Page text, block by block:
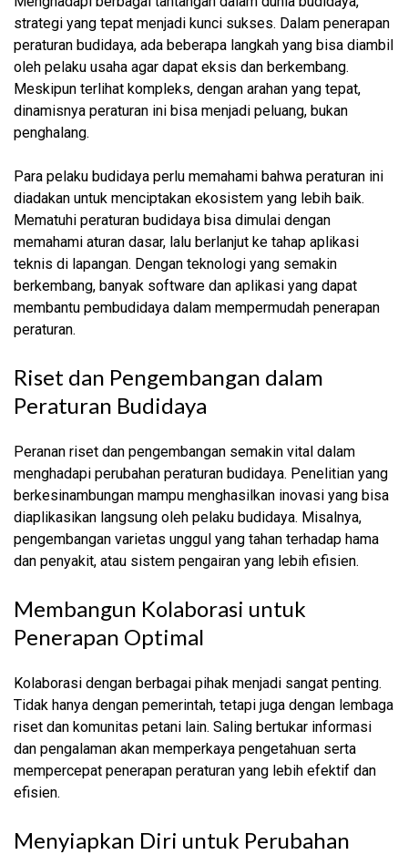
strategi yang tepat menjadi kunci sukses. Dalam penerapan
peraturan budidaya, ada beberapa langkah yang bisa diambil
oleh pelaku usaha agar dapat eksis dan berkembang.
Meskipun terlihat kompleks, dengan arahan yang tepat,
dinamisnya peraturan ini bisa menjadi peluang, bukan
penghalang.
Para pelaku budidaya perlu memahami bahwa peraturan ini
diadakan untuk menciptakan ekosistem yang lebih baik.
Mematuhi peraturan budidaya bisa dimulai dengan
memahami aturan dasar, lalu berlanjut ke tahap aplikasi
teknis di lapangan. Dengan teknologi yang semakin
berkembang, banyak software dan aplikasi yang dapat
membantu pembudidaya dalam mempermudah penerapan
peraturan.
Riset dan Pengembangan dalam
Peraturan Budidaya
Peranan riset dan pengembangan semakin vital dalam
menghadapi perubahan peraturan budidaya. Penelitian yang
berkesinambungan mampu menghasilkan inovasi yang bisa
diaplikasikan langsung oleh pelaku budidaya. Misalnya,
pengembangan varietas unggul yang tahan terhadap hama
dan penyakit, atau sistem pengairan yang lebih efisien.
Membangun Kolaborasi untuk
Penerapan Optimal
Kolaborasi dengan berbagai pihak menjadi sangat penting.
Tidak hanya dengan pemerintah, tetapi juga dengan lembaga
riset dan komunitas petani lain. Saling bertukar informasi
dan pengalaman akan memperkaya pengetahuan serta
mempercepat penerapan peraturan yang lebih efektif dan
efisien.
Menyiapkan Diri untuk Perubahan